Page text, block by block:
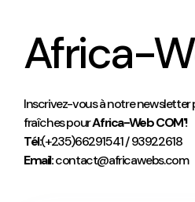
Africa-
Inscrivez-vous à notre newsletter
fraîches pourAfrica-Web COM'!
Tél:(+235)66291541 / 93922618
Email:contact@africawebs.com